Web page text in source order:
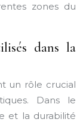
zones du
dans la
un rôle crucial
Dans le
et la durabilité